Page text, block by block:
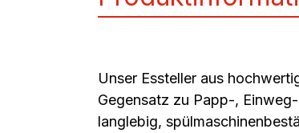
Unser Essteller aus
Gegensatz zu Papp-,
langlebig,